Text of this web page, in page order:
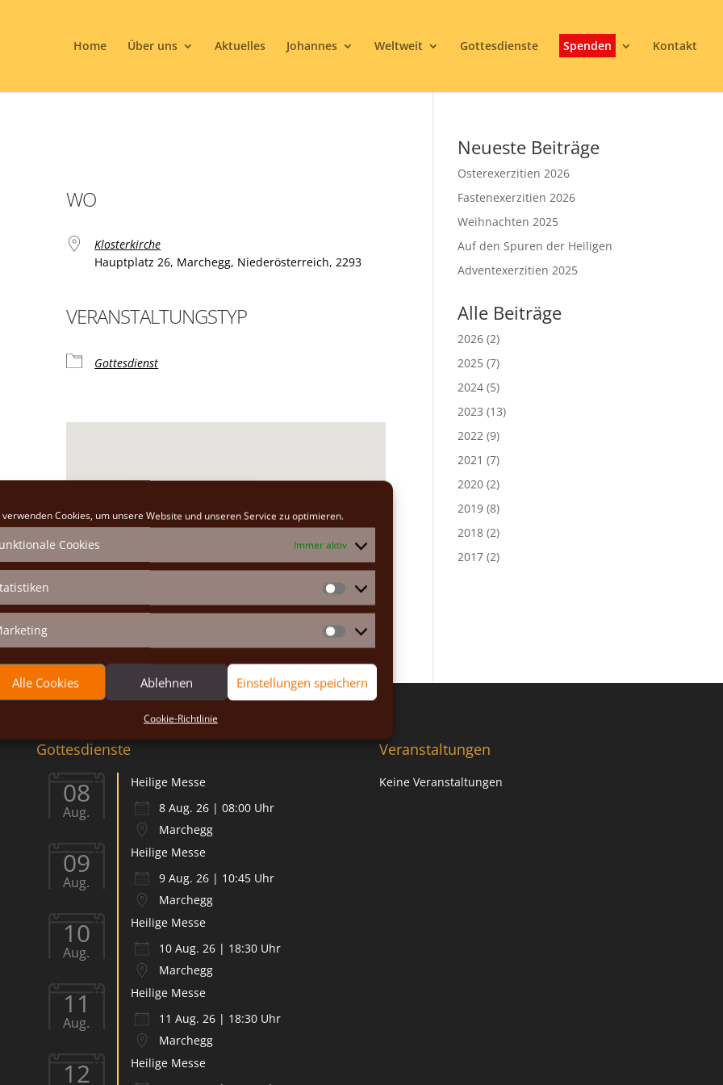
verwenden Cookies, um unsere Website und unseren Service zu optimieren.
Cookies Immer aktiv
Statistiken
Marketing
Alle Cookies Ablehnen Einstellungen speichern
Cookie-Richtlinie
Home Über uns Aktuelles Johannes Weltweit Gottesdienste Spenden Kontakt
WO
Klosterkirche
Hauptplatz 26, Marchegg, Niederösterreich, 2293
VERANSTALTUNGSTYP
Gottesdienst
Hauptplatz 26 - Marchegg
Neueste Beiträge
Osterexerzitien 2026
Fastenexerzitien 2026
Weihnachten 2025
Auf den Spuren der Heiligen
Adventexerzitien 2025
Alle Beiträge
2026 (2)
2025 (7)
2024 (5)
2023 (13)
2022 (9)
2021 (7)
2020 (2)
2019 (8)
2018 (2)
2017 (2)
Gottesdienste
08
Aug.
Heilige Messe
8 Aug. 26 | 08:00 Uhr
Marchegg
09
Aug.
Heilige Messe
9 Aug. 26 | 10:45 Uhr
Marchegg
10
Aug.
Heilige Messe
10 Aug. 26 | 18:30 Uhr
Marchegg
11
Aug.
Heilige Messe
11 Aug. 26 | 18:30 Uhr
Marchegg
12
Heilige Messe
Veranstaltungen
Keine Veranstaltungen